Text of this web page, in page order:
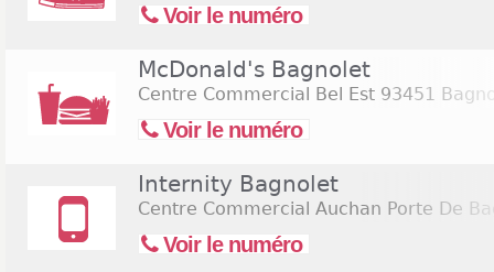
Voir le numéro
McDonald's Bagnolet
Centre Commercial Bel Est 93451
Voir le numéro
Internity Bagnolet
Centre Commercial Auchan Porte De
Voir le numéro